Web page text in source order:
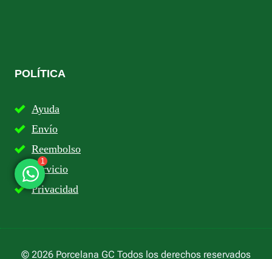
POLÍTICA
Ayuda
Envío
Reembolso
Servicio
Privacidad
© 2026 Porcelana GC Todos los derechos reservados
1